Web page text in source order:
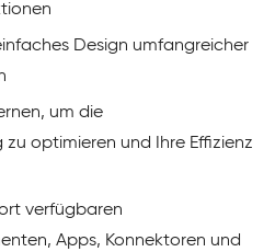
Design umfangreicher
um die
optimieren und Ihre Effizienz
verfügbaren
Apps, Konnektoren und